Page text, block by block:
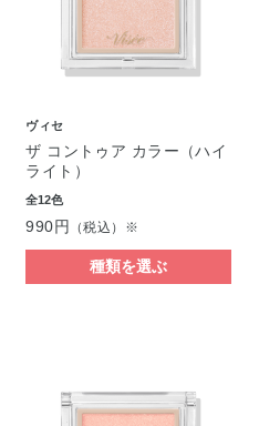
ヴィセ
ザ コントゥア カラー（ハイ
ライト）
全12色
990円 （税込）※
種類を選ぶ